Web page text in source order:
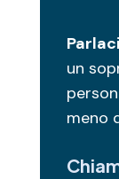
un
meno